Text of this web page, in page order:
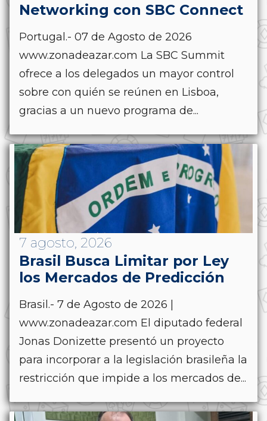
Networking con SBC Connect
Portugal.- 07 de Agosto de 2026
www.zonadeazar.com La SBC Summit
ofrece a los delegados un mayor control
sobre con quién se reúnen en Lisboa,
gracias a un nuevo programa de...
7 agosto, 2026
Brasil Busca Limitar por Ley
los Mercados de Predicción
Brasil.- 7 de Agosto de 2026 |
www.zonadeazar.com El diputado federal
Jonas Donizette presentó un proyecto
para incorporar a la legislación brasileña la
restricción que impide a los mercados de...